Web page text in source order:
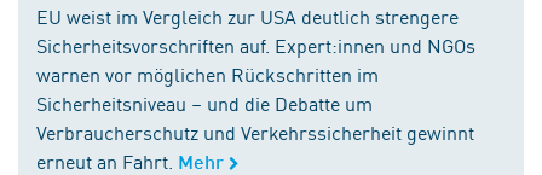
EU weist im Vergleich zur USA deutlich strengere
Sicherheitsvorschriften auf. Expert:innen und NGOs
warnen vor möglichen Rückschritten im
Sicherheitsniveau – und die Debatte um
Verbraucherschutz und Verkehrssicherheit gewinnt
erneut an Fahrt. Mehr